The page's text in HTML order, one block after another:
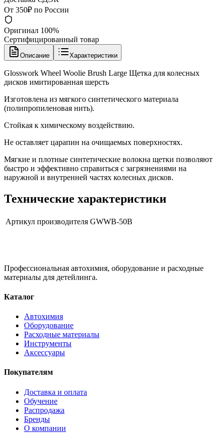
От 350₽ по России
Оригинал 100%
Сертифицированный товар
Описание Характеристики
Glosswork Wheel Woolie Brush Large Щетка для колесных
дисков имитированная шерсть
Изготовлена из мягкого синтетического материала
(полипропиленовая нить).
Стойкая к химическому воздействию.
Не оставляет царапин на очищаемых поверхностях.
Мягкие и плотные синтетические волокна щетки позволяют
быстро и эффективно справиться с загрязнениями на
наружной и внутренней частях колесных дисков.
Технические характеристики
Артикул производителя GWWB-50B
Профессиональная автохимия, оборудование и расходные
материалы для детейлинга.
Каталог
Автохимия
Оборудование
Расходные материалы
Инструменты
Аксессуары
Покупателям
Доставка и оплата
Обучение
Распродажа
Бренды
О компании